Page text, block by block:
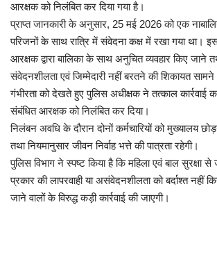
आरक्षक को निलंबित कर दिया गया है।
प्राप्त जानकारी के अनुसार, 25 मई 2026 को एक
परिजनों के साथ रात्रि में संवेदना कक्ष में रखा गया था।
आरक्षक द्वारा बालिका के साथ अनुचित व्यवहार किए
संवेदनशीलता एवं जिम्मेदारी नहीं बरतने की शिकायत
गंभीरता को देखते हुए पुलिस अधीक्षक ने तत्काल कार्रवाई
संबंधित आरक्षक को निलंबित कर दिया।
निलंबन अवधि के दौरान दोनों कर्मचारियों को मुख्यालय
तथा नियमानुसार जीवन निर्वाह भत्ते की पात्रता रहेगी।
पुलिस विभाग ने स्पष्ट किया है कि महिला एवं बाल सुरक्षा
प्रकार की लापरवाही या असंवेदनशीलता को बर्दाश्त नहीं
जाने वालों के विरुद्ध कड़ी कार्रवाई की जाएगी।